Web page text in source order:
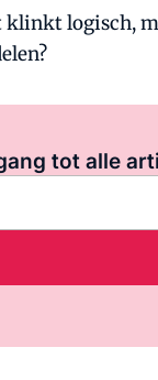
klinkt logisch,
tot alle